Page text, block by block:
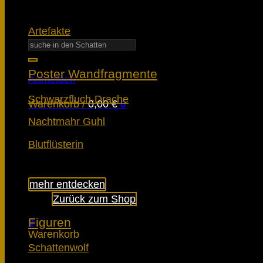
Suchen
nach:
Anmelden
Warenkorb /0,00€ 0
Es befinden sich keine Produkte im
Zurück zum Shop
0
Warenkorb
Artefakte
Poster Wandfragmente
Schwarzfluch-Drache
Nachtmahr Guhl
Blutflüsterin
mehr entdecken
Figuren
Schattenwolf